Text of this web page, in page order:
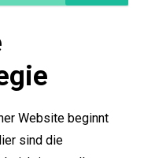
Website beginnt
sind die